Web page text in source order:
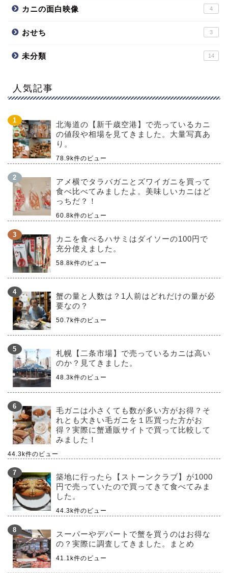
カニの面白映像 4
おせち 3
未分類 14
人気記事
北海道の【新千歳空港】で売っているカニ
の値段や相場を見てきました。大量写真あ
り。
78.9k件のビュー
アメ横でタラバガニとズワイガニを買って
食べ比べてみましたよ。美味しいカニはど
っちだ？！
60.8k件のビュー
カニを食べるハサミはダイソーの100円で
充分使えました。
58.8k件のビュー
蟹の量と人数は？1人前はどれだけの量が必
要なの？
50.7k件のビュー
札幌【二条市場】で売っているカニは高い
のか？見てきました。
48.3k件のビュー
毛ガニは小さくても数が多い方がお得？そ
れとも大きい毛ガニを１匹買った方がお
得？実際に蟹通販サイトで買って比較して
みました！
44.3k件のビュー
築地に行ったら【ストーンクラブ】が1000
円で売っていたので買ってきて食べてみま
した。
44.3k件のビュー
スーパーやデパートで蟹を買うのはお得な
の？実際に調査してきました。まとめ
41.1k件のビュー